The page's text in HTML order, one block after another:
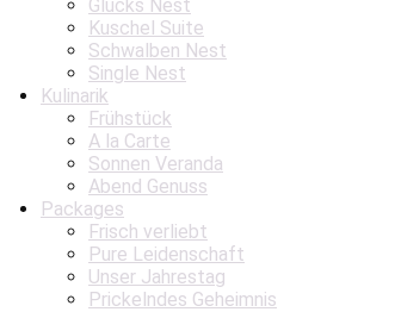
Glücks Nest
Kuschel Suite
Schwalben Nest
Single Nest
Kulinarik
Frühstück
A la Carte
Sonnen Veranda
Abend Genuss
Packages
Frisch verliebt
Pure Leidenschaft
Unser Jahrestag
Prickelndes Geheimnis